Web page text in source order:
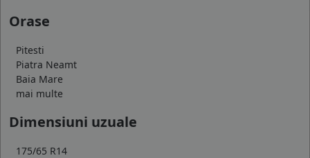
Orase
Pitesti
Piatra Neamt
Baia Mare
mai multe
Dimensiuni uzuale
175/65 R14